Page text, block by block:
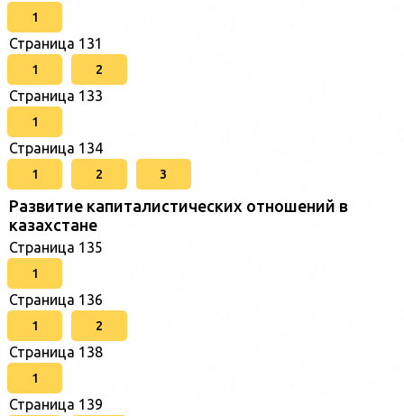
1
Страница 131
1 2
Страница 133
1
Страница 134
1 2 3
Развитие капиталистических отношений в
казахстане
Страница 135
1
Страница 136
1 2
Страница 138
1
Страница 139